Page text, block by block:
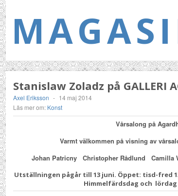
Stanislaw Zoladz på GALLERI
Axel Eriksson - 14 maj 2014
Läs mer om: Konst
Vårsalong på
Varmt välkommen på visning av
Johan Patricny Christopher Rådlund Camilla
Utställningen pågår till 13 juni. Öppet: tisd-fred
Himmelfärdsdag och lördag